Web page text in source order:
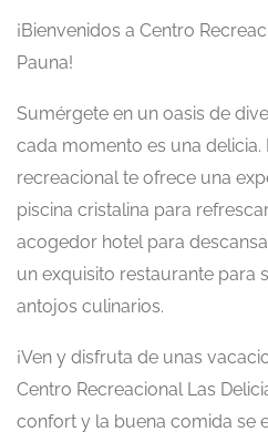
¡Bienvenidos a Centro
Pauna!
Sumérgete en un oasis de
cada momento es una
recreacional te ofrece una
piscina cristalina para
acogedor hotel para
un exquisito restaurante para
antojos culinarios.
¡Ven y disfruta de unas
Centro Recreacional Las
confort y la buena comida se